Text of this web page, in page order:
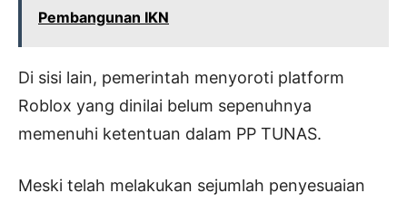
Pembangunan IKN
Di sisi lain, pemerintah menyoroti platform
Roblox yang dinilai belum sepenuhnya
memenuhi ketentuan dalam PP TUNAS.
Meski telah melakukan sejumlah penyesuaian